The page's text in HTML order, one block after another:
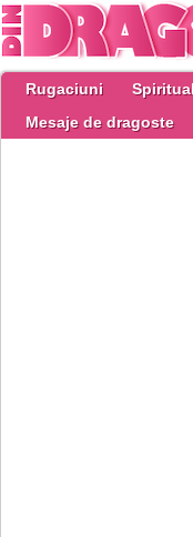
Rugaciuni
Mesaje de dragoste